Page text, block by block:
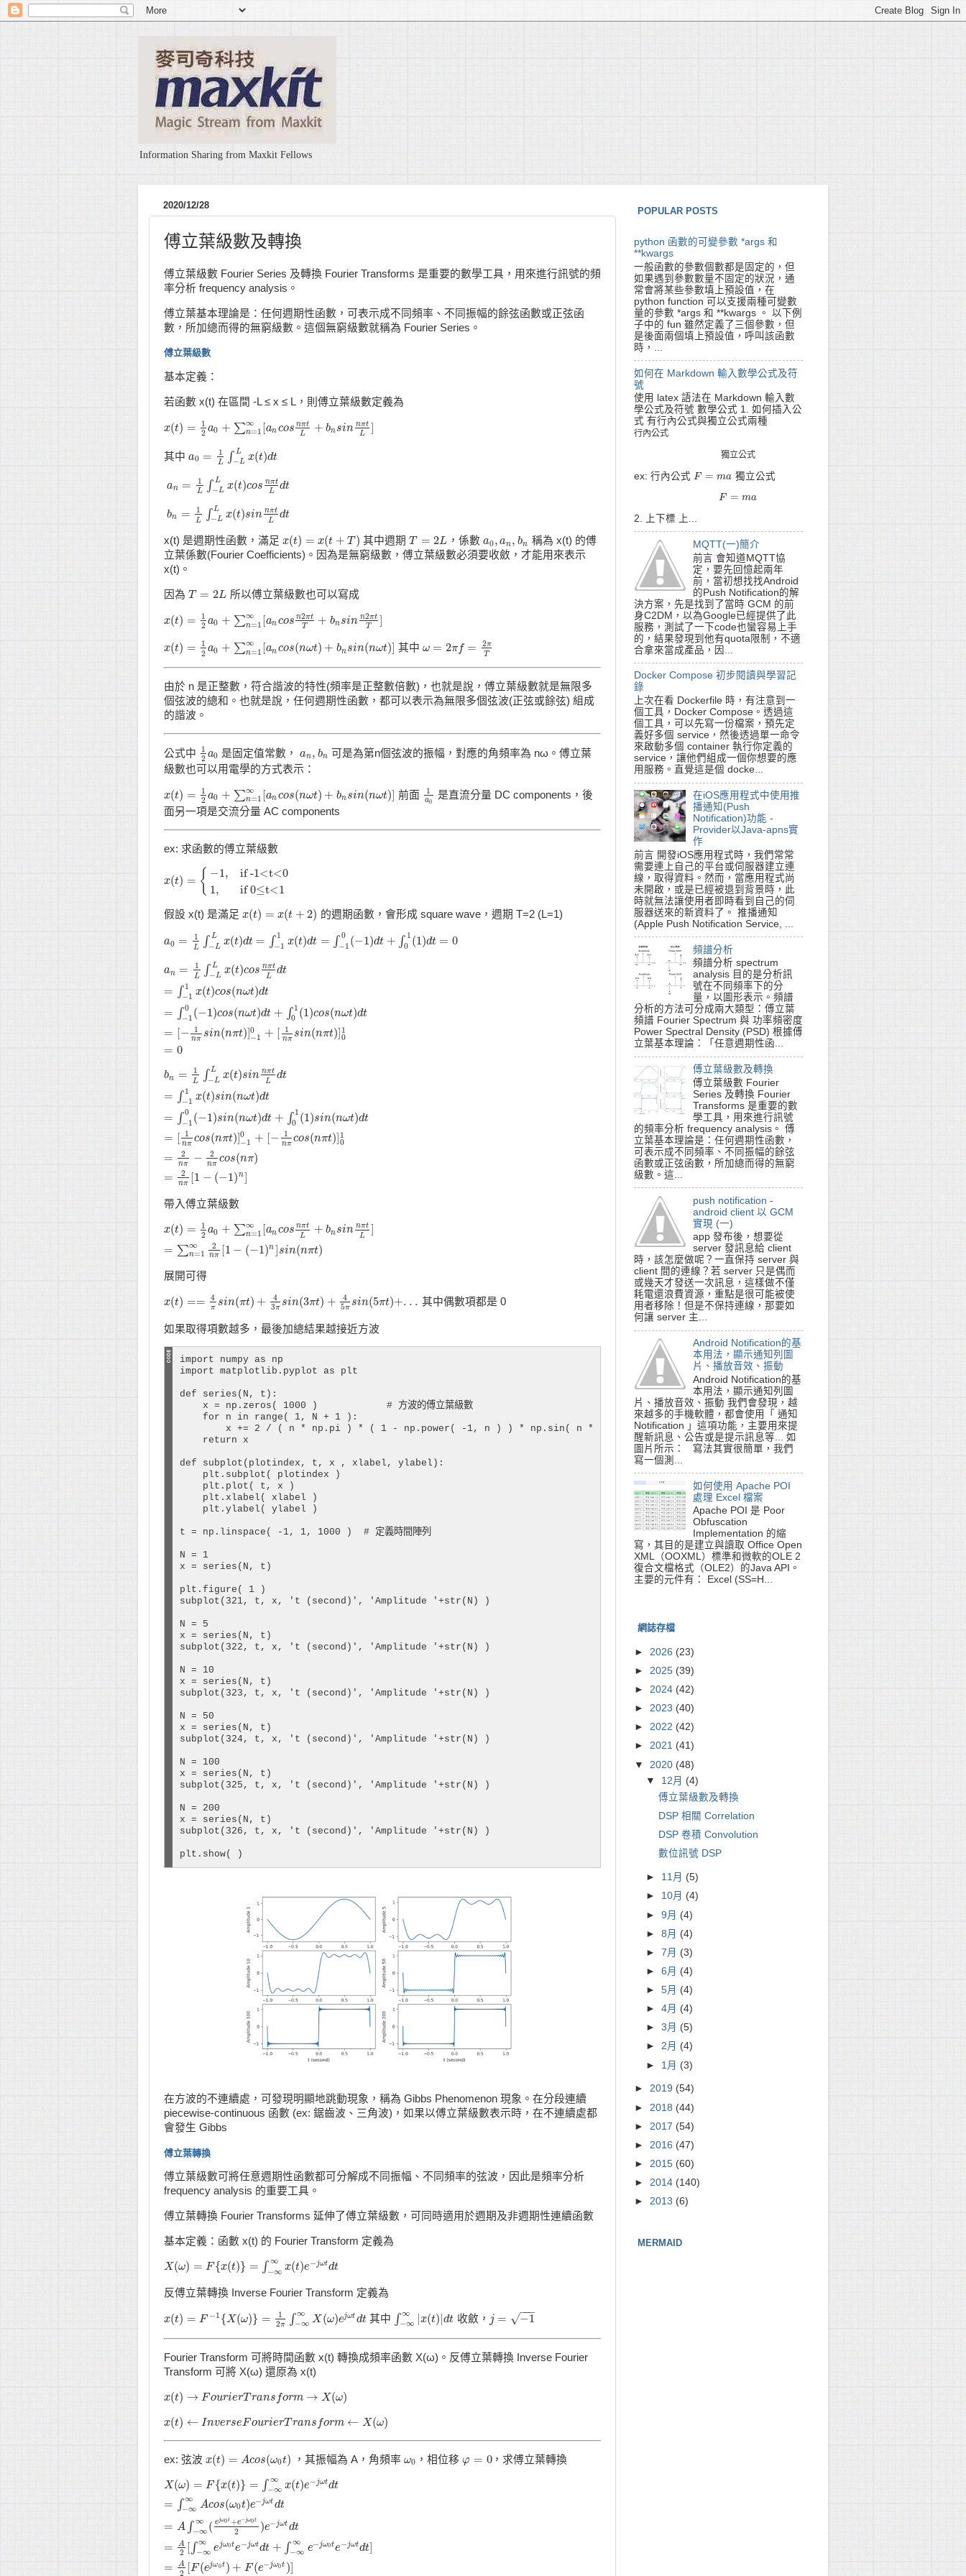
Information Sharing from Maxkit Fellows
2020/12/28
傅立葉級數及轉換
傅立葉級數 Fourier Series 及轉換 Fourier Transforms 是重要的數學工具，用來進行訊號的頻
率分析 frequency analysis。
傅立葉基本理論是：任何週期性函數，可表示成不同頻率、不同振幅的餘弦函數或正弦函
數，所加總而得的無窮級數。這個無窮級數就稱為 Fourier Series。
傅立葉級數
基本定義：
若函數 x(t) 在區間 -L ≤ x ≤ L，則傅立葉級數定義為
x(t) =
1
2 a0 + ∑∞
n=1 [ancos nπt
L
+ bnsin nπt
L
]
x(t)= 12 a0+∑n=1 ∞[an cosnπtL+b nsinnπtL]
其中 a0 = 1
L ∫ L
−L x(t)dt
a0 =1 L∫− L Lx t)dt
an = 1
L ∫ L
−L x(t)cos nπt
L
dt
an =1 ∫− L Lx t)cosnπtLdt
bn = 1
L ∫ L
−L x(t)sin nπt
L
dt
bn =1 L∫− L Lx (t)sinnπtLdt
x(t) 是週期性函數，滿足 x(t) = x(t + T)
x(t)= x( +T) 其中週期T = 2L
T=2L ，係數 a0, an, bn
a0,an,b n
稱為 x(t) 的傅
立葉係數(Fourier Coefficients)。因為是無窮級數，傅立葉級數必須要收斂，才能用來表示
x(t)。
因為 T = 2L
T=2L 所以傅立葉級數也可以寫成
x(t) =
1
2 a0 + ∑∞
n=1 [ancos n2πt
T
+ bnsin n2πt
T
]
x(t)= 12 a0+∑n=1 ∞[a n cosn2πtT+ bn sinn2πtT]
x(t) =
1
2 a0 + ∑∞
n=1 [ancos(nωt) + bn sin(nωt)]
x(t)= 12 a0+∑n=1 ∞[a n cos(nωt)+bn sin(nωt)] 其中 ω = 2πf = 2π
T
ω =2 πf=2 πT
由於 n 是正整數，符合諧波的特性(頻率是正整數倍數)，也就是說，傅立葉級數就是無限多
個弦波的總和。也就是說，任何週期性函數，都可以表示為無限多個弦波(正弦或餘弦) 組成
的諧波。
公式中
1
2 a0
12a0是固定值常數，an, bn
an,bn 可是為第n個弦波的振幅，對應的角頻率為 nω。傅立葉
級數也可以用電學的方式表示：
x(t) =
1
2 a0 + ∑∞
n=1 [ancos(nωt) + bn sin(nωt)]
x(t)= 12 a0+∑n=1 ∞[an cos(nωt)+bn sin(nωt)] 前面 1
a0
1a 0是直流分量 DC components，後
面另一項是交流分量 AC components
ex: 求函數的傅立葉級數
x(t) = { −1 ,
1 ,
if -1<t<0
if 0≤t<1
x(t)= {− 1, if -1<t<0 if 0≤t<1
假設 x(t) 是滿足 x(t) = x(t + 2)
x(t)= x( +2) 的週期函數，會形成 square wave，週期 T=2 (L=1)
a0 = 1
L ∫ L
−L x(t)dt = ∫ 1
−1 x(t)dt = ∫ 0
−1 (−1)dt + ∫ 1
0 (1)dt = 0
a0 =1 L∫− L Lx t)dt=∫− 11 ( )d t=∫−10 −1 )d t+∫01(1)d =0
an = 1
L ∫ L
−L x(t)cos nπt
L
dt
= ∫ 1
−1 x(t)cos(nωt)dt
= ∫ 0
−1 (−1)cos(nωt)dt + ∫ 1
0 (1)cos(nωt)dt
= [− 1
nπ sin(nπt)]0
−1 + [ 1
nπ sin(nπt)]1
0
= 0
an =1 ∫− L Lx t)cosnπtLdt=∫ 0 + πsin nπt)]01=0
bn = 1
L ∫ L
−L x(t)sin nπt
L
dt
= ∫ 1
−1 x(t)sin(nωt)dt
= ∫ 0
−1 (−1)sin(nωt)dt + ∫ 1
0 (1)sin(nωt)dt
= [ 1
nπ cos(nπt)]0
−1 + [− 1
nπ cos(nπt)]1
0
= 2
nπ − 2
nπ cos(nπ)
=
2
nπ [1 − (−1)n]
bn =1 L∫− L Lx (t)sinnπtLdt=∫− −1 πcos(n t)]01=2nπ−2nπco
帶入傅立葉級數
x(t) =
1
2 a0 + ∑∞
n=1 [ancos nπt
L
+ bnsin nπt
L
]
= ∑∞
n=1
2
nπ [1 − (−1 )n]sin(nπt)
x(t)= 12 a0+∑n=1 ∞[an cosnπtL+b nsinnπtL]=∑
展開可得
x(t) == 4
π sin(πt) +
4
3π sin(3πt) +
4
5π sin(5πt)+. . .
x(t)==4π sin(πt)+43 πs n(3πt)+45π sin (5πt)+... 其中偶數項都是 0
如果取得項數越多，最後加總結果越接近方波
import numpy as np
import matplotlib.pyplot as plt
def series(N, t):
    x = np.zeros( 1000 )            # 方波的傅立葉級數
    for n in range( 1, N + 1 ):
        x += 2 / ( n * np.pi ) * ( 1 - np.power( -1, n ) ) * np.sin( n * np.pi * t )
    return x
def subplot(plotindex, t, x , xlabel, ylabel):
    plt.subplot( plotindex )
    plt.plot( t, x )
    plt.xlabel( xlabel )
    plt.ylabel( ylabel )
t = np.linspace( -1, 1, 1000 )  # 定義時間陣列
N = 1
x = series(N, t)
plt.figure( 1 )
subplot(321, t, x, 't (second)', 'Amplitude '+str(N) )
N = 5
x = series(N, t)
subplot(322, t, x, 't (second)', 'Amplitude '+str(N) )
N = 10
x = series(N, t)
subplot(323, t, x, 't (second)', 'Amplitude '+str(N) )
N = 50
x = series(N, t)
subplot(324, t, x, 't (second)', 'Amplitude '+str(N) )
N = 100
x = series(N, t)
subplot(325, t, x, 't (second)', 'Amplitude '+str(N) )
N = 200
x = series(N, t)
subplot(326, t, x, 't (second)', 'Amplitude '+str(N) )
plt.show( )
在方波的不連續處，可發現明顯地跳動現象，稱為 Gibbs Phenomenon 現象。在分段連續
piecewise-continuous 函數 (ex: 鋸齒波、三角波)，如果以傅立葉級數表示時，在不連續處都
會發生 Gibbs
傅立葉轉換
傅立葉級數可將任意週期性函數都可分解成不同振幅、不同頻率的弦波，因此是頻率分析
frequency analysis 的重要工具。
傅立葉轉換 Fourier Transforms 延伸了傅立葉級數，可同時適用於週期及非週期性連續函數
基本定義：函數 x(t) 的 Fourier Transform 定義為
X(ω) = F{x(t)} = ∫ ∞
−∞ x(t)e−jωtdt
X(ω)= F{ x(t)}=∫−∞ ∞x t e− ωtdt
反傅立葉轉換 Inverse Fourier Transform 定義為
x(t) = F −1 {X(ω)} =
1
2π ∫ ∞
−∞ X (ω)ejωtdt
x(t)= F− 1{X(ω)}=12 π ∫−∞∞ X( ω ejωtdt 其中 ∫ ∞
−∞ |x(t)|dt
−∞ |x(t)| dt 收斂， j = −1
−−
−
√
j= −1
Fourier Transform 可將時間函數 x(t) 轉換成頻率函數 X(ω)。反傅立葉轉換 Inverse Fourier
Transform 可將 X(ω) 還原為 x(t)
x(t) → FourierT rans form → X(ω)
x(t)→FourierTransform→X(ω)
x(t) ← InverseFourierT rans form ← X(ω)
x(t)←In verseFourierTransform← X(ω)
ex: 弦波 x(t) = Acos(ω0t)
x(t)= Ac os(ω0t) ，其振幅為 A，角頻率ω0
ω0 ，相位移φ = 0
φ =0 ，求傅立葉轉換
X(ω) = F{x(t)} = ∫ ∞
−∞ x(t)e−jωtdt
= ∫ ∞
−∞ Acos(ω0t)e−jωtdt
= A ∫ ∞
−∞ ( ejω0t+e−jω0t
2 )e−jωtdt
= A
2 [ ∫ ∞
−∞ ejω0te−jωtdt + ∫ ∞
−∞ e−jω0te−jωtdt]
=
A
2 [F(ejω0t ) + F(e−jω0t )]
X(ω)= F{ x(t)}=∫−∞ ∞x t)e− ωtdt=∫−∞∞A
POPULAR POSTS
python 函數的可變參數 *args 和
**kwargs
一般函數的參數個數都是固定的，但
如果遇到參數數量不固定的狀況，通
常會將某些參數填上預設值，在
python function 可以支援兩種可變數
量的參數 *args 和 **kwargs 。 以下例
子中的 fun 雖然定義了三個參數，但
是後面兩個填上預設值，呼叫該函數
時，...
如何在 Markdown 輸入數學公式及符
號
使用 latex 語法在 Markdown 輸入數
學公式及符號 數學公式 1. 如何插入公
式 有行內公式與獨立公式兩種
行內公式
行內公式
獨立公式
立公式
ex: 行內公式 F = ma
F= m a 獨立公式
F = ma
ma
2. 上下標 上...
MQTT(一)簡介
前言 會知道MQTT協
定，要先回憶起兩年
前，當初想找找Android
的Push Notification的解
決方案，先是找到了當時 GCM 的前
身C2DM，以為Google已經提供了此
服務，測試了一下code也蠻容易上手
的，結果發現到他有quota限制，不適
合拿來當成產品，因...
Docker Compose 初步閱讀與學習記
錄
上次在看 Dockerfile 時，有注意到一
個工具，Docker Compose。透過這
個工具，可以先寫一份檔案，預先定
義好多個 service，然後透過單一命令
來啟動多個 container 執行你定義的
service，讓他們組成一個你想要的應
用服務。直覺這是個 docke...
在iOS應用程式中使用推
播通知(Push
Notification)功能 -
Provider以Java-apns實
作
前言 開發iOS應用程式時，我們常常
需要連上自己的平台或伺服器建立連
線，取得資料。然而，當應用程式尚
未開啟，或是已經被退到背景時，此
時就無法讓使用者即時看到自己的伺
服器送來的新資料了。 推播通知
(Apple Push Notification Service, ...
頻譜分析
頻譜分析 spectrum
analysis 目的是分析訊
號在不同頻率下的分
量，以圖形表示。頻譜
分析的方法可分成兩大類型：傅立葉
頻譜 Fourier Spectrum 與 功率頻密度
Power Spectral Density (PSD) 根據傅
立葉基本理論：「任意週期性函...
傅立葉級數及轉換
傅立葉級數 Fourier
Series 及轉換 Fourier
Transforms 是重要的數
學工具，用來進行訊號
的頻率分析 frequency analysis。 傅
立葉基本理論是：任何週期性函數，
可表示成不同頻率、不同振幅的餘弦
函數或正弦函數，所加總而得的無窮
級數。這...
push notification -
android client 以 GCM
實現 (一)
app 發布後，想要從
server 發訊息給 client
時，該怎麼做呢？一直保持 server 與
client 間的連線？若 server 只是偶而
或幾天才發送一次訊息，這樣做不僅
耗電還浪費資源，重點是很可能被使
用者移除！但是不保持連線，那要如
何讓 server 主...
Android Notification的基
本用法，顯示通知列圖
片、播放音效、振動
Android Notification的基
本用法，顯示通知列圖
片、播放音效、振動 我們會發現，越
來越多的手機軟體，都會使用「 通知
Notification 」這項功能，主要用來提
醒新訊息、公告或是提示訊息等... 如
圖片所示： 寫法其實很簡單，我們
寫一個測...
如何使用 Apache POI
處理 Excel 檔案
Apache POI 是 Poor
Obfuscation
Implementation 的縮
寫，其目的是建立與讀取 Office Open
XML（OOXML）標準和微軟的OLE 2
復合文檔格式（OLE2）的Java API。
主要的元件有： Excel (SS=H...
網誌存檔
► 2026 (23)
► 2025 (39)
► 2024 (42)
► 2023 (40)
► 2022 (42)
► 2021 (41)
▼ 2020 (48)
▼ 12月 (4)
傅立葉級數及轉換
DSP 相關 Correlation
DSP 卷積 Convolution
數位訊號 DSP
► 11月 (5)
► 10月 (4)
►9月 (4)
►8月 (4)
►7月 (3)
►6月 (4)
►5月 (4)
►4月 (4)
►3月 (5)
►2月 (4)
► 1月 (3)
► 2019 (54)
► 2018 (44)
► 2017 (54)
► 2016 (47)
► 2015 (60)
► 2014 (140)
► 2013 (6)
MERMAID